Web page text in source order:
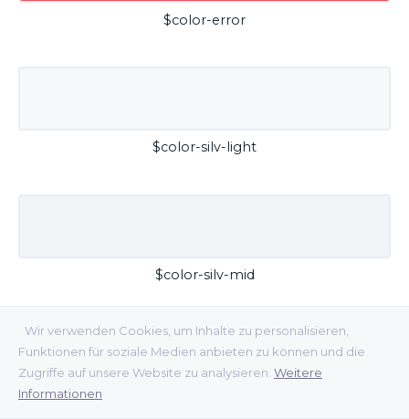
Wir verwenden Cookies, um Inhalte zu personalisieren,
Funktionen für soziale Medien anbieten zu können und die
Zugriffe auf unsere Website zu analysieren. Weitere
Informationen
$color-error
$color-silv-light
$color-silv-mid